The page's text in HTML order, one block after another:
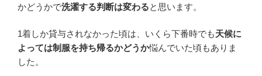
かどうかで洗濯する判断は変わると思います。
1着しか貸与されなかった頃は、いくら下番時でも天候に
よっては制服を持ち帰るかどうか悩んでいた頃もありま
した。